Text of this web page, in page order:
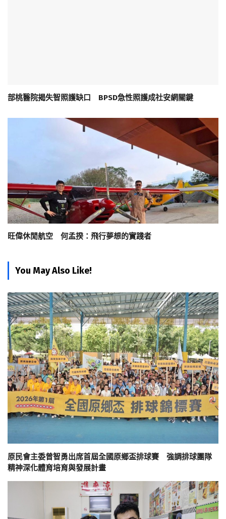
部桃醫院揭失智照護缺口 BPSD急性照護成社安網關鍵
旺偉休閒航空 何孟揆：飛行夢想的實踐者
You May Also Like!
原民會主委曾智勇出席首屆全國原鄉盃排球賽 強調排球團隊
精神深化體育培育與發展計畫